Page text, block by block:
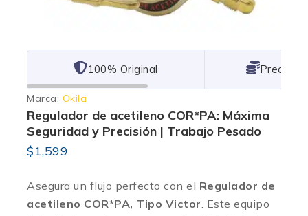
101% Original Lowest
Marca: Okila
Regulador de acetileno COR*PA: Máxima
Seguridad y Precisión | Trabajo Pesado
$1,599
Asegura un flujo perfecto con el Regulador de
acetileno COR*PA, Tipo Victor. Este equipo